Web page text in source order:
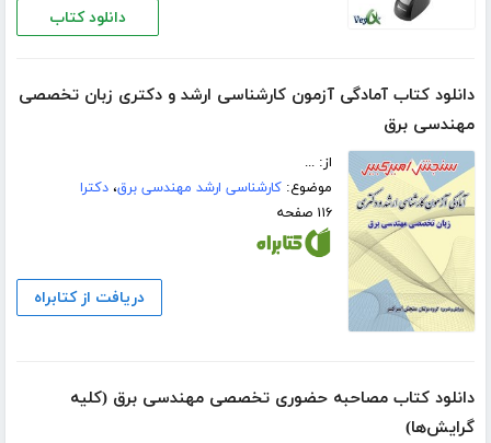
دانلود کتاب
دانلود کتاب آمادگی آزمون کارشناسی ارشد و دکتری زبان تخصصی
مهندسی برق
از: ...
موضوع:کارشناسی ارشد مهندسی برق،دکترا
۱۱۶ صفحه
دریافت از کتابراه
دانلود کتاب مصاحبه حضوری تخصصی مهندسی برق (کلیه
گرایش‌ها)